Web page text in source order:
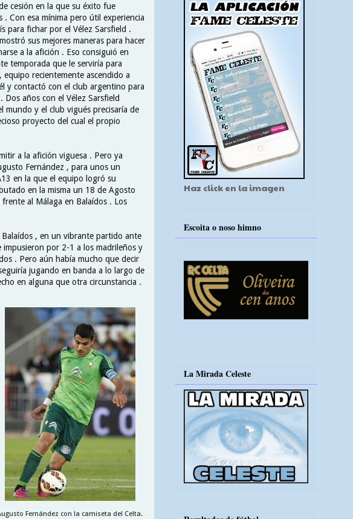
cesión en la que su éxito fue
Con esa mínima pero útil experiencia
para fichar por el Vélez Sarsfield .
sus mejores maneras para hacer
a la afición . Eso consiguió en
temporada que le serviría para
equipo recientemente ascendido a
y contactó con el club argentino para
años con el Vélez Sarsfield
mundo y el club vigués precisaría de
proyecto del cual el propio
a la afición viguesa . Pero ya
Fernández , para unos un
en la que el equipo logró su
en la misma un 18 de Agosto
al Málaga en Balaídos . Los
, en un vibrante partido ante
impusieron por 2-1 a los madrileños y
. Pero aún había mucho que decir
jugando en banda a lo largo de
en alguna que otra circunstancia .
Fernández con la camiseta del Celta.
Haz click en la imagen
Escoita o noso himno
La Mirada Celeste